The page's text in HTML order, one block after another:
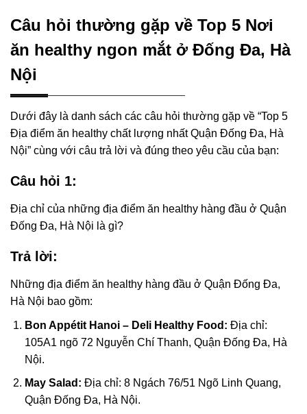
Câu hỏi thường gặp về Top 5 Nơi
ăn healthy ngon mắt ở Đống Đa, Hà
Nội
Dưới đây là danh sách các câu hỏi thường gặp về “Top 5
Địa điểm ăn healthy chất lượng nhất Quận Đống Đa, Hà
Nội” cùng với câu trả lời và đúng theo yêu cầu của bạn:
Câu hỏi 1:
Địa chỉ của những địa điểm ăn healthy hàng đầu ở Quận
Đống Đa, Hà Nội là gì?
Trả lời:
Những địa điểm ăn healthy hàng đầu ở Quận Đống Đa,
Hà Nội bao gồm:
Bon Appétit Hanoi – Deli Healthy Food: Địa chỉ:
105A1 ngõ 72 Nguyễn Chí Thanh, Quận Đống Đa, Hà
Nội.
May Salad: Địa chỉ: 8 Ngách 76/51 Ngõ Linh Quang,
Quận Đống Đa, Hà Nội.